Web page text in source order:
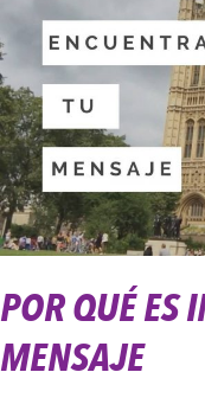
POR QUÉ ES
MENSAJE
Es
Importante
Tu
Mensaje